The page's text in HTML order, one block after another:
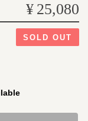
¥25,080
SOLD OUT